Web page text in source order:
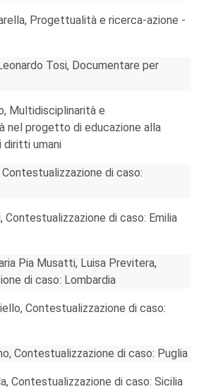
Progettualità e ricerca-azione -
Tosi, Documentare per
Multidisciplinarità e
nel progetto di educazione alla
diritti umani
Contestualizzazione di caso:
Contestualizzazione di caso: Emilia
Pia Musatti, Luisa Previtera,
di caso: Lombardia
Contestualizzazione di caso:
Contestualizzazione di caso: Puglia
Contestualizzazione di caso: Sicilia